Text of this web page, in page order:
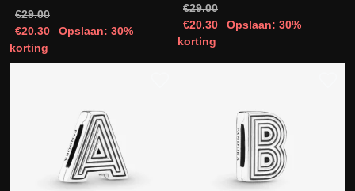
€29.00
€20.30
Opslaan: 30%
korting
€29.00
€20.30
Opslaan: 30%
korting